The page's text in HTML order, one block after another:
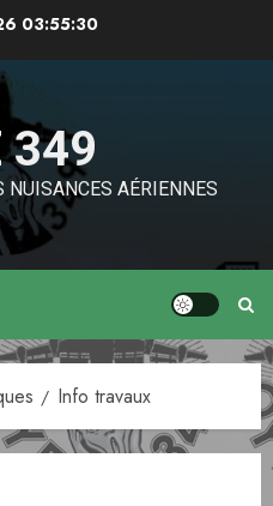
03:55:30
349
NUISANCES AÉRIENNES
Info travaux